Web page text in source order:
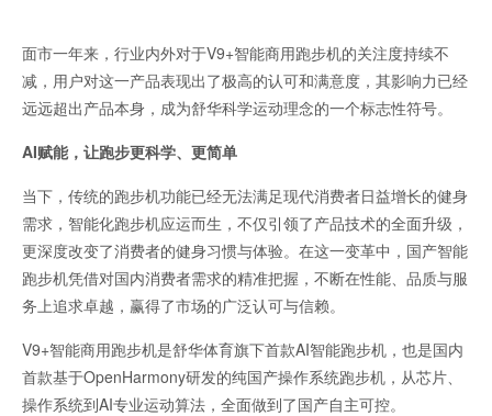
面市一年来，行业内外对于V9+智能商用跑步机的关注度持续不
减，用户对这一产品表现出了极高的认可和满意度，其影响力已经
远远超出产品本身，成为舒华科学运动理念的一个标志性符号。
AI赋能，让跑步更科学、更简单
当下，传统的跑步机功能已经无法满足现代消费者日益增长的健身
需求，智能化跑步机应运而生，不仅引领了产品技术的全面升级，
更深度改变了消费者的健身习惯与体验。在这一变革中，国产智能
跑步机凭借对国内消费者需求的精准把握，不断在性能、品质与服
务上追求卓越，赢得了市场的广泛认可与信赖。
V9+智能商用跑步机是舒华体育旗下首款AI智能跑步机，也是国内
首款基于OpenHarmony研发的纯国产操作系统跑步机，从芯片、
操作系统到AI专业运动算法，全面做到了国产自主可控。